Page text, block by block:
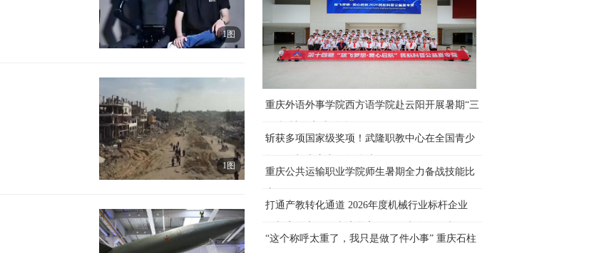
1图
1图
全球瞭望｜《马尼拉时报》：全球民意出
现历史性拐点
5小时前
“对联邦政府缺乏信心”民调称通胀和生活
通讯丨向荒漠深处延伸——中企公路项目
重庆外语外事学院西方语学院赴云阳开展暑期“三
斩获多项国家级奖项！武隆职教中心在全国青少
重庆公共运输职业学院师生暑期全力备战技能比
打通产教转化通道 2026年度机械行业标杆企业
“这个称呼太重了，我只是做了件小事” 重庆石柱